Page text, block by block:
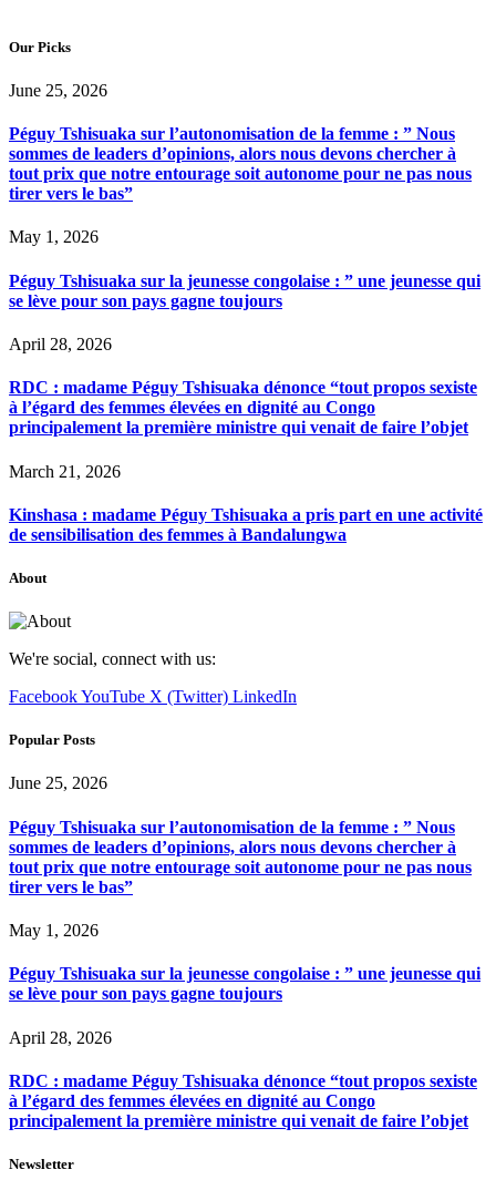
Our Picks
June 25, 2026
Péguy Tshisuaka sur l’autonomisation de la femme : ” Nous
sommes de leaders d’opinions, alors nous devons chercher à
tout prix que notre entourage soit autonome pour ne pas nous
tirer vers le bas”
May 1, 2026
Péguy Tshisuaka sur la jeunesse congolaise : ” une jeunesse qui
se lève pour son pays gagne toujours
April 28, 2026
RDC : madame Péguy Tshisuaka dénonce “tout propos sexiste
à l’égard des femmes élevées en dignité au Congo
principalement la première ministre qui venait de faire l’objet
March 21, 2026
Kinshasa : madame Péguy Tshisuaka a pris part en une activité
de sensibilisation des femmes à Bandalungwa
About
We're social, connect with us:
FacebookYouTube X (Twitter) LinkedIn
Popular Posts
June 25, 2026
Péguy Tshisuaka sur l’autonomisation de la femme : ” Nous
sommes de leaders d’opinions, alors nous devons chercher à
tout prix que notre entourage soit autonome pour ne pas nous
tirer vers le bas”
May 1, 2026
Péguy Tshisuaka sur la jeunesse congolaise : ” une jeunesse qui
se lève pour son pays gagne toujours
April 28, 2026
RDC : madame Péguy Tshisuaka dénonce “tout propos sexiste
à l’égard des femmes élevées en dignité au Congo
principalement la première ministre qui venait de faire l’objet
Newsletter